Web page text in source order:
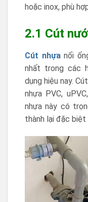
hoặc inox, phù
2.1 Cút
Cút nhựanối
nhất trong các
dụng hiệu nay.
nhựa PVC,
nhựa này có
thành lại đặc biệt